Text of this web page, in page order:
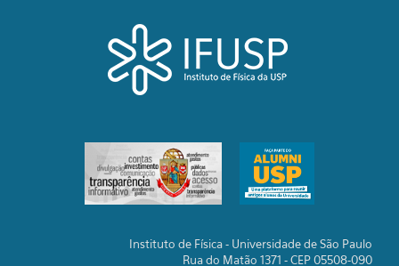
Instituto de Física - Universidade de São Paulo
Rua do Matão 1371 - CEP 05508-090